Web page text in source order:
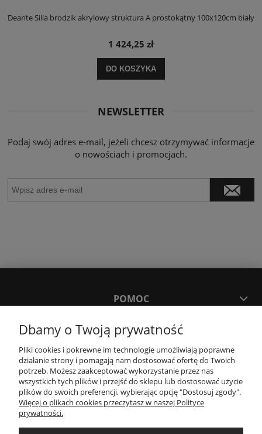
Deante Silia brodzik akrylowy struktura A prostokątny 100x120cm biały
1 424,25 zł
DO KOSZYKA
NEWSLETTER
Podaj swój adres e-mail, jeżeli chcesz otrzymywać informacje
o nowościach i promocjach.
POMOC
MOJE KONTO
PŁATNOŚCI I DOSTAWA
KONTAKT
Dbamy o Twoją prywatność
Pliki cookies i pokrewne im technologie umożliwiają poprawne
działanie strony i pomagają nam dostosować ofertę do Twoich
potrzeb. Możesz zaakceptować wykorzystanie przez nas
wszystkich tych plików i przejść do sklepu lub dostosować użycie
plików do swoich preferencji, wybierając opcję "Dostosuj zgody".
Więcej o plikach cookies przeczytasz w naszej Polityce
prywatności.